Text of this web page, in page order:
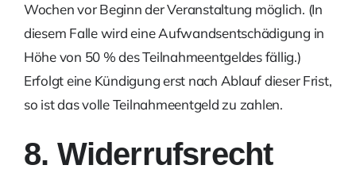
Wochen vor Beginn der Veranstaltung möglich. (In
diesem Falle wird eine Aufwandsentschädigung in
Höhe von 50 % des Teilnahmeentgeldes fällig.)
Erfolgt eine Kündigung erst nach Ablauf dieser Frist,
so ist das volle Teilnahmeentgeld zu zahlen.
8. Widerrufsrecht